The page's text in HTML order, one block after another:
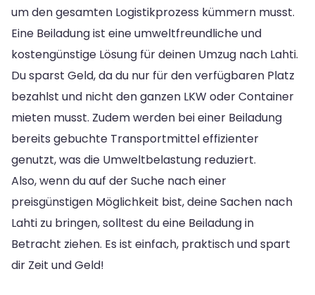
um den gesamten Logistikprozess kümmern musst.
Eine Beiladung ist eine umweltfreundliche und
kostengünstige Lösung für deinen Umzug nach Lahti.
Du sparst Geld, da du nur für den verfügbaren Platz
bezahlst und nicht den ganzen LKW oder Container
mieten musst. Zudem werden bei einer Beiladung
bereits gebuchte Transportmittel effizienter
genutzt, was die Umweltbelastung reduziert.
Also, wenn du auf der Suche nach einer
preisgünstigen Möglichkeit bist, deine Sachen nach
Lahti zu bringen, solltest du eine Beiladung in
Betracht ziehen. Es ist einfach, praktisch und spart
dir Zeit und Geld!